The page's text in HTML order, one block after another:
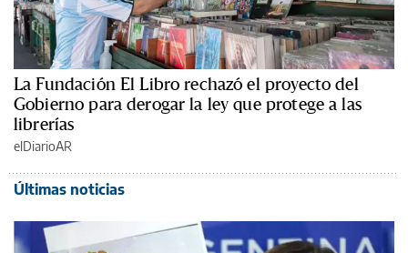
La Fundación El Libro rechazó el proyecto del
Gobierno para derogar la ley que protege a las
librerías
elDiarioAR
Últimas noticias